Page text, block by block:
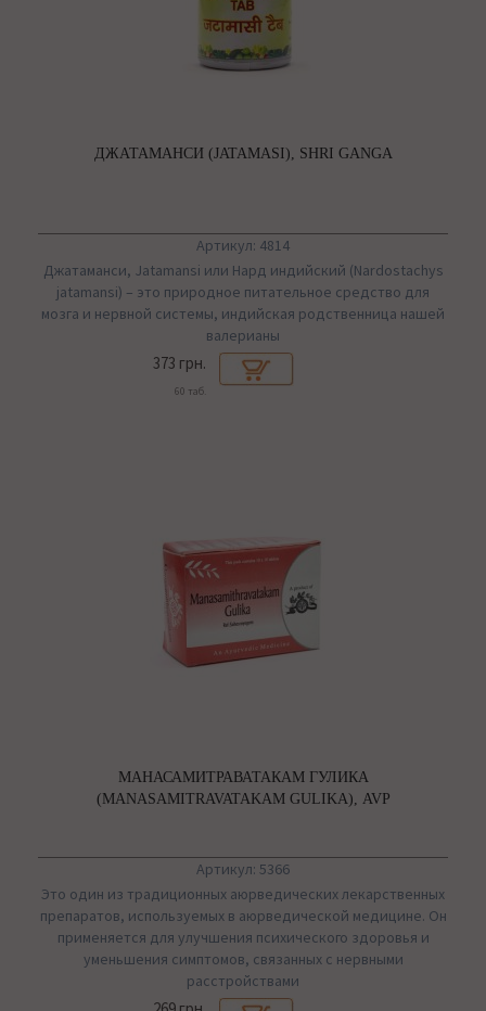
ДЖАТАМАНСИ (JATAMASI), SHRI GANGA
Артикул: 4814
Джатаманси, Jatamansi или Нард индийский (Nаrdostachys
jatamansi) – это природное питательное средство для
мозга и нервной системы, индийская родственница нашей
валерианы
373 грн.
60 таб.
МАНАСАМИТРАВАТАКАМ ГУЛИКА
(MANASAMITRAVATAKAM GULIKA), AVP
Артикул: 5366
Это один из традиционных аюрведических лекарственных
препаратов, используемых в аюрведической медицине. Он
применяется для улучшения психического здоровья и
уменьшения симптомов, связанных с нервными
расстройствами